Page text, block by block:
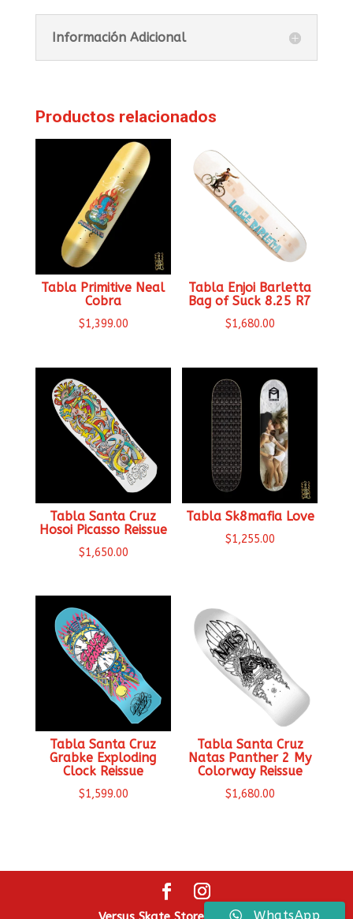
Información Adicional
Productos relacionados
Tabla Primitive Neal
Cobra
$1,399.00
Tabla Enjoi Barletta
Bag of Suck 8.25 R7
$1,680.00
Tabla Santa Cruz
Hosoi Picasso Reissue
$1,650.00
Tabla Sk8mafia Love
$1,255.00
Tabla Santa Cruz
Grabke Exploding
Clock Reissue
$1,599.00
Tabla Santa Cruz
Natas Panther 2 My
Colorway Reissue
$1,680.00
WhatsApp